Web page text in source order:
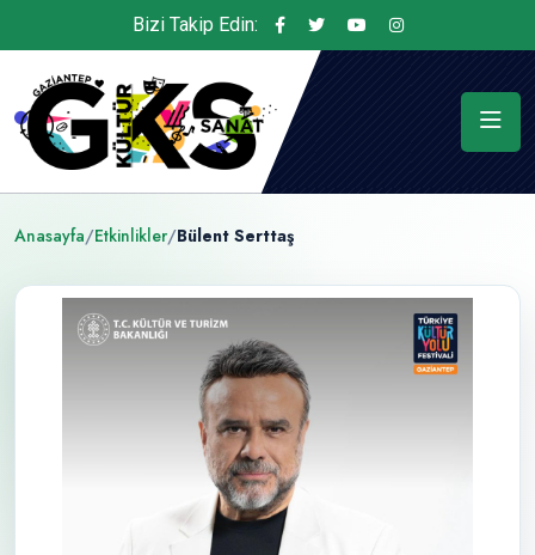
Bizi Takip Edin:
Anasayfa/Etkinlikler/Bülent Serttaş